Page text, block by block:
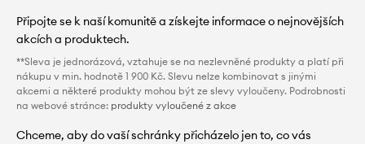
Připojte se k naší komunitě a získejte informace o nejnovějších
akcích a produktech.
**Sleva je jednorázová, vztahuje se na nezlevněné produkty a platí při
nákupu v min. hodnotě 1 900 Kč. Slevu nelze kombinovat s jinými
akcemi a některé produkty mohou být ze slevy vyloučeny. Podrobnosti
na webové stránce: produkty vyloučené z akce
Chceme, aby do vaší schránky přicházelo jen to, co vás